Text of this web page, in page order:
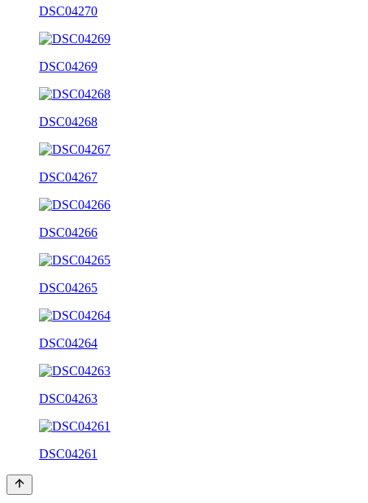
DSC04270
DSC04269
DSC04268
DSC04267
DSC04266
DSC04265
DSC04264
DSC04263
DSC04261